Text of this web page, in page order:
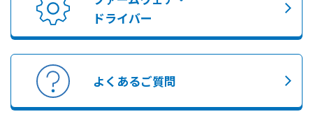
ドライバー
よくあるご質問